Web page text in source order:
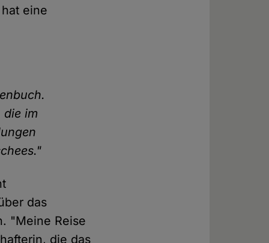
eine
die im
das
"Meine Reise
die das